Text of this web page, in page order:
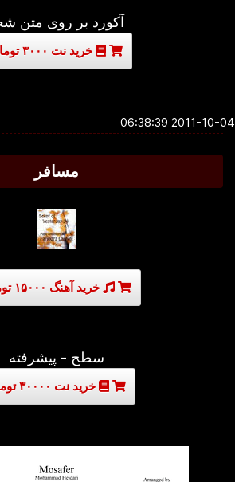
آکورد بر روی متن شعر
خرید نت ۳۰۰۰ تومان
2011-10-04
مسافر
خرید آهنگ ۱۵۰۰۰ تومان
سطح - پیشرفته
خرید نت ۳۰۰۰۰ تومان